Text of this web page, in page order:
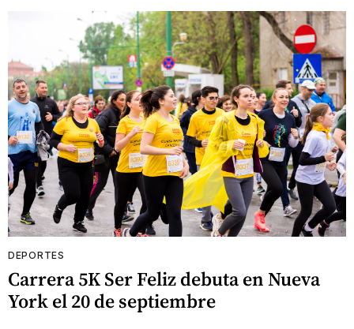
DEPORTES
Carrera 5K Ser Feliz debuta en Nueva
York el 20 de septiembre